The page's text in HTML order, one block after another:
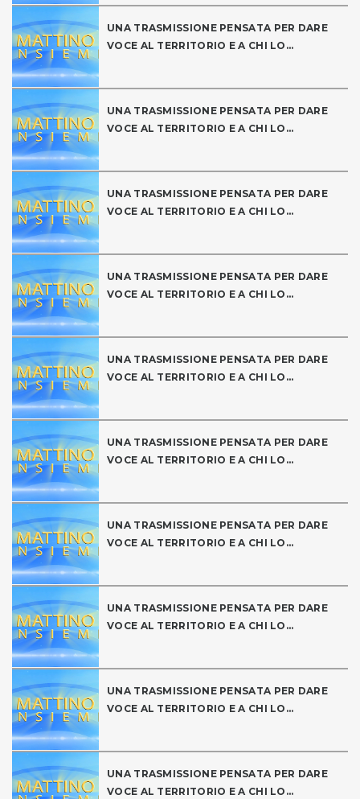
UNA TRASMISSIONE PENSATA PER DARE
VOCE AL TERRITORIO E A CHI LO...
UNA TRASMISSIONE PENSATA PER DARE
VOCE AL TERRITORIO E A CHI LO...
UNA TRASMISSIONE PENSATA PER DARE
VOCE AL TERRITORIO E A CHI LO...
UNA TRASMISSIONE PENSATA PER DARE
VOCE AL TERRITORIO E A CHI LO...
UNA TRASMISSIONE PENSATA PER DARE
VOCE AL TERRITORIO E A CHI LO...
UNA TRASMISSIONE PENSATA PER DARE
VOCE AL TERRITORIO E A CHI LO...
UNA TRASMISSIONE PENSATA PER DARE
VOCE AL TERRITORIO E A CHI LO...
UNA TRASMISSIONE PENSATA PER DARE
VOCE AL TERRITORIO E A CHI LO...
UNA TRASMISSIONE PENSATA PER DARE
VOCE AL TERRITORIO E A CHI LO...
UNA TRASMISSIONE PENSATA PER DARE
VOCE AL TERRITORIO E A CHI LO...